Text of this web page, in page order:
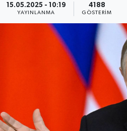
15.05.2025 - 10:19
YAYINLANMA
4188
GÖSTERIM
KÜLTÜR - SANAT
MAGAZİN
ÖZEL HABER
SPOR